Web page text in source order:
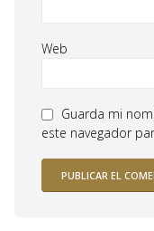
Web
Guarda mi
este navegador